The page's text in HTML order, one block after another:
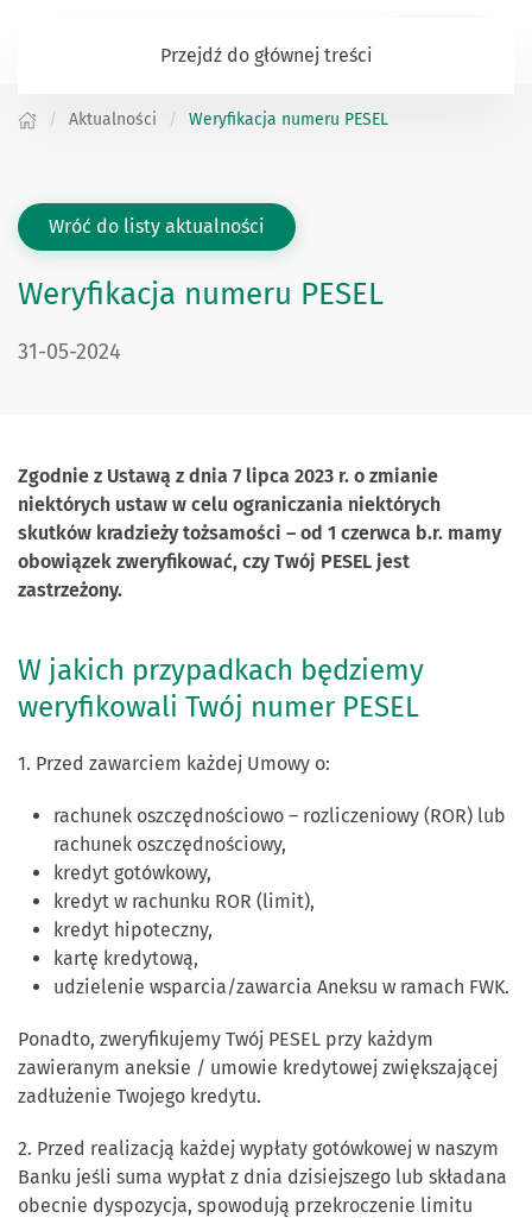
Przejdź do głównej treści
Aktualności Weryfikacja numeru PESEL
Wróć do listy aktualności
Weryfikacja numeru PESEL
DATA PUBLIKACJI:
31-05-2024
Zgodnie z Ustawą z dnia 7 lipca 2023 r. o zmianie
niektórych ustaw w celu ograniczania niektórych
skutków kradzieży tożsamości – od 1 czerwca b.r. mamy
obowiązek zweryfikować, czy Twój PESEL jest
zastrzeżony.
W jakich przypadkach będziemy
weryfikowali Twój numer PESEL
1. Przed zawarciem każdej Umowy o:
rachunek oszczędnościowo – rozliczeniowy (ROR) lub
rachunek oszczędnościowy,
kredyt gotówkowy,
kredyt w rachunku ROR (limit),
kredyt hipoteczny,
kartę kredytową,
udzielenie wsparcia/zawarcia Aneksu w ramach FWK.
Ponadto, zweryfikujemy Twój PESEL przy każdym
zawieranym aneksie / umowie kredytowej zwiększającej
zadłużenie Twojego kredytu.
2. Przed realizacją każdej wypłaty gotówkowej w naszym
Banku jeśli suma wypłat z dnia dzisiejszego lub składana
obecnie dyspozycja, spowodują przekroczenie limitu